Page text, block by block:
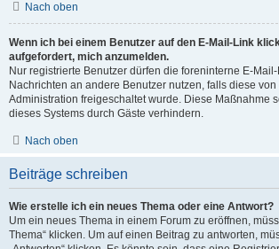
Nach oben
Wenn ich bei einem Benutzer auf den E-Mail-Link
aufgefordert, mich anzumelden.
Nur registrierte Benutzer dürfen die foreninterne E-
Nachrichten an andere Benutzer nutzen, falls diese
Administration freigeschaltet wurde. Diese Maßnahme
dieses Systems durch Gäste verhindern.
Nach oben
Beiträge schreiben
Wie erstelle ich ein neues Thema oder eine Antwort?
Um ein neues Thema in einem Forum zu eröffnen,
Thema“ klicken. Um auf einen Beitrag zu antworten,